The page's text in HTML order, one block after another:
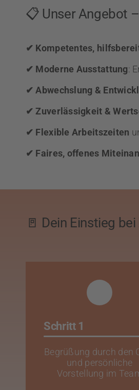
📋 Unser Angebot
✔ Kompetentes,
✔ Moderne Ausstattung:
✔ Abwechslung &
✔ Zuverlässigkeit &
✔ Flexible Arbeitszeiten
✔ Faires, offenes
🚪 Dein Einstieg
Schritt 1
Begrüßung durch den
und persönliche
Vorstellung im